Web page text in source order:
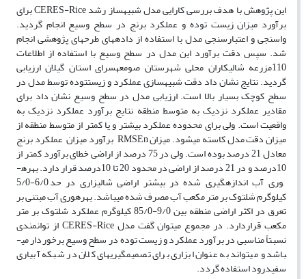
این پژوهش با هدف بررسی کارایی مدل شبیه­ساز رشد CERES-Rice برای
برآورد میزان زیست توده و عملکرد برنج در سطح وسیع انجام گردید.
واسنجی و اعتبارسنجی مدل با استفاده از داده­های طرح­های پژوهشی انجام
شد. سپس دقت برآورد این مدل در سطح وسیع با استفاده از اطلاعات
110مزرعه شالیکاران محلی شهرستان صومعه­سرای استان گیلان ارزیابی
گردید. نتایج نشان داد دقت شبیه­سازی عملکرد و زیست­توده توسط مدل در
سطح کوچک بسیار بالا است. ارزیابی مدل در سطح وسیع نشان داد برای
مقادیر عملکرد نزدیک به متوسط منطقه نتایج برآورد عملکرد نزدیک به
واقعیت است. ولی برای محدوده عملکرد بیش­تر و یا کم­تر از متوسط منطقه از
میزان دقت مدل کاسته می­شود. میزان RMSEn برآورد میزان عملکرد برنج
معادل 21 درصد بوده است. ولی در 75 درصد از اراضی خطای برآورد کم­تر از
10درصد و در 21 درصد از اراضی در محدود 20 تا 10درصد قرار دارد. بهره­
وری آب اندازه­گیری شده در بیش­تر اراضی شالیزاری در حد 6/0-5/0
کیلوگرم شلتوک بر متر مکعب آب مصرف شده می­باشد. بهره­وری آب مبتنی بر
تعرق در اکثر اراضی منطقه بین 9/0-85/0 کیلوگرم عملکرد شلتوک بر متر
مکعب قراردارد. در مجموع می­توان گفت مدل CERES-Rice از توانمندی
نسبتاً مناسبی در برآورد عملکرد و زیست توده در سطح وسیع برخوردار می­
باشد و می­تواند به عنوان ابزاری برای تصمیم­گیری­های کلان در شبکه آبیاری
سفیدرود استفاده گردد.